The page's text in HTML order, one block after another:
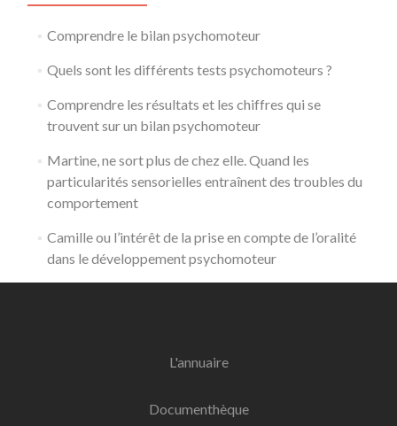
Comprendre le bilan psychomoteur
Quels sont les différents tests psychomoteurs ?
Comprendre les résultats et les chiffres qui se
trouvent sur un bilan psychomoteur
Martine, ne sort plus de chez elle. Quand les
particularités sensorielles entraînent des troubles du
comportement
Camille ou l’intérêt de la prise en compte de l’oralité
dans le développement psychomoteur
L'annuaire
Documenthèque